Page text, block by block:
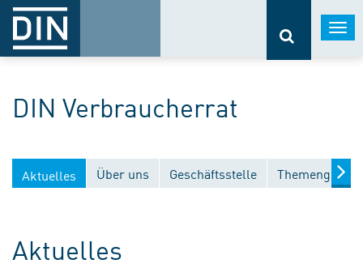
DIN Verbraucherrat
Aktuelles Über uns Geschäftsstelle
Aktuelles